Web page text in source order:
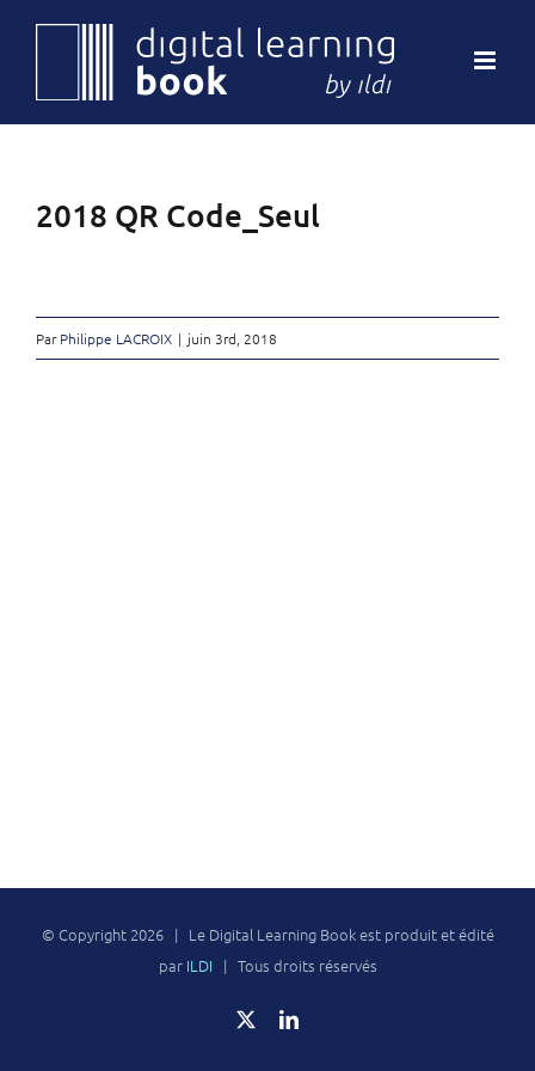
Passer
contenu
2018 QR Code_Seul
ParPhilippe LACROIX | juin 3rd, 2018
© Copyright 2026 | Le Digital Learning Book est produit et édité
par ILDI | Tous droits réservés
LinkedIn